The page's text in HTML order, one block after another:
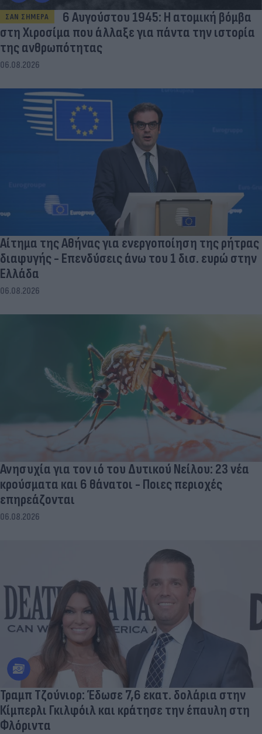
ΣΑΝ ΣΗΜΕΡΑ
6 Αυγούστου 1945: Η ατομική βόμβα
στη Χιροσίμα που άλλαξε για πάντα την ιστορία
της ανθρωπότητας
06.08.2026
Αίτημα της Αθήνας για ενεργοποίηση της ρήτρας
διαφυγής - Επενδύσεις άνω του 1 δισ. ευρώ στην
Ελλάδα
06.08.2026
Ανησυχία για τον ιό του Δυτικού Νείλου: 23 νέα
κρούσματα και 6 θάνατοι - Ποιες περιοχές
επηρεάζονται
06.08.2026
Τραμπ Τζούνιορ: Έδωσε 7,6 εκατ. δολάρια στην
Κίμπερλι Γκιλφόιλ και κράτησε την έπαυλη στη
Φλόριντα